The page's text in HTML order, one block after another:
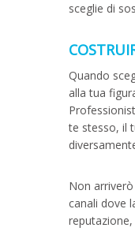
sceglie di
Quando
alla tua
te stesso, il
Non
canali dove